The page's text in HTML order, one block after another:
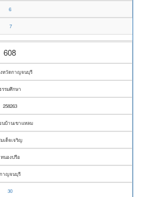
6
7
608
หวัดกาญจนบุรี
รรมศึกษา
258263
นบ้านเขาแหลม
เด็จเจริญ
หนองปรือ
กาญจนบุรี
30